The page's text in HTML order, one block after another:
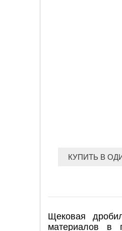
КУПИТЬ В
Щековая
материалов в